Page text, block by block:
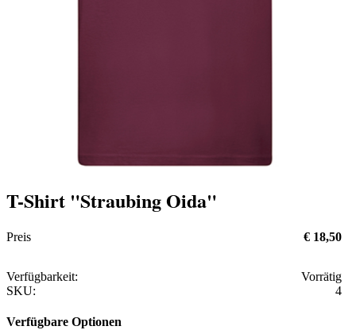
T-Shirt "Straubing Oida"
Preis € 18,50
Verfügbarkeit:
Vorrätig
SKU:
4
Verfügbare Optionen